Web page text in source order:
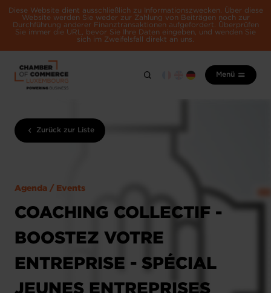
Diese Website dient ausschließlich zu Informationszwecken. Über diese
Website werden Sie weder zur Zahlung von Beiträgen noch zur
Durchführung anderer Finanztransaktionen aufgefordert. Überprüfen
Sie immer die URL, bevor Sie Ihre Daten eingeben, und wenden Sie
sich im Zweifelsfall direkt an uns.
Menü
Zurück zur Liste
Agenda / Events
COACHING COLLECTIF -
BOOSTEZ VOTRE
ENTREPRISE - SPÉCIAL
JEUNES ENTREPRISES